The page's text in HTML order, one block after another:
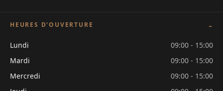
HEURES D'OUVERTURE
Lundi
09:00 - 15:00
Mardi
09:00 - 15:00
Mercredi
09:00 - 15:00